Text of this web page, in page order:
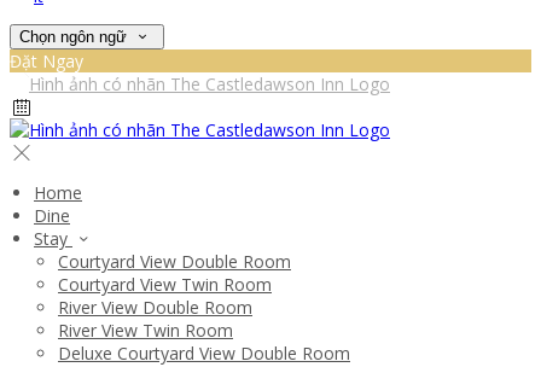
Chọn ngôn ngữ
Đặt Ngay
Home
Dine
Stay
Courtyard View Double Room
Courtyard View Twin Room
River View Double Room
River View Twin Room
Deluxe Courtyard View Double Room